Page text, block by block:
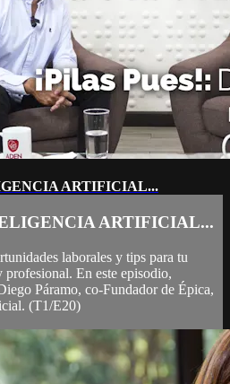
ARTIFICIAL...
ARTIFICIAL...
laborales y tips para tu
profesional. En este episodio,
Páramo, co-Fundador de Épica,
(T1/E20)